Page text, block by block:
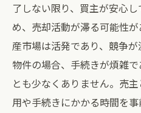
了しない限り、買主が安心
め、売却活動が滞る可能性
産市場は活発であり、競争
物件の場合、手続きが煩雑
とも少なくありません。売
用や手続きにかかる時間を